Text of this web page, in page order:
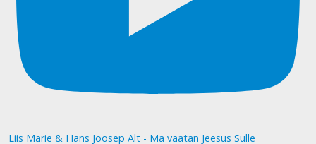
Liis Marie & Hans Joosep Alt - Ma vaatan Jeesus Sulle